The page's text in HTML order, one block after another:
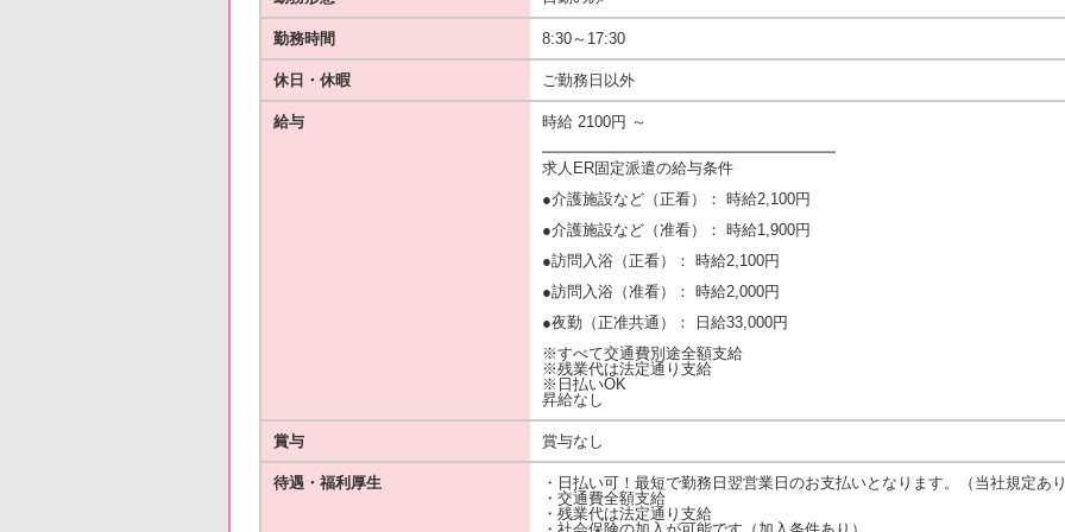
勤務時間 8:30～17:30
休日・休暇 ご勤務日以外
給与
時給 2100円 ～
━━━━━━━━━━━━━━━━━━━
求人ER固定派遣の給与条件
●介護施設など（正看）： 時給2,100円
●介護施設など（准看）： 時給1,900円
●訪問入浴（正看）： 時給2,100円
●訪問入浴（准看）： 時給2,000円
●夜勤（正准共通）： 日給33,000円
※すべて交通費別途全額支給
※残業代は法定通り支給
※日払いOK
昇給なし
賞与 賞与なし
待遇・福利厚生
・日払い可！最短で勤務日翌営業日のお支払いとなります。（当社規定あ
・交通費全額支給
・残業代は法定通り支給